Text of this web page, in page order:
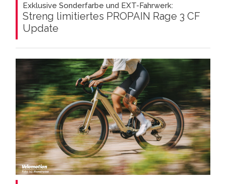
Exklusive Sonderfarbe und EXT-Fahrwerk:
Streng limitiertes PROPAIN Rage 3 CF
Update